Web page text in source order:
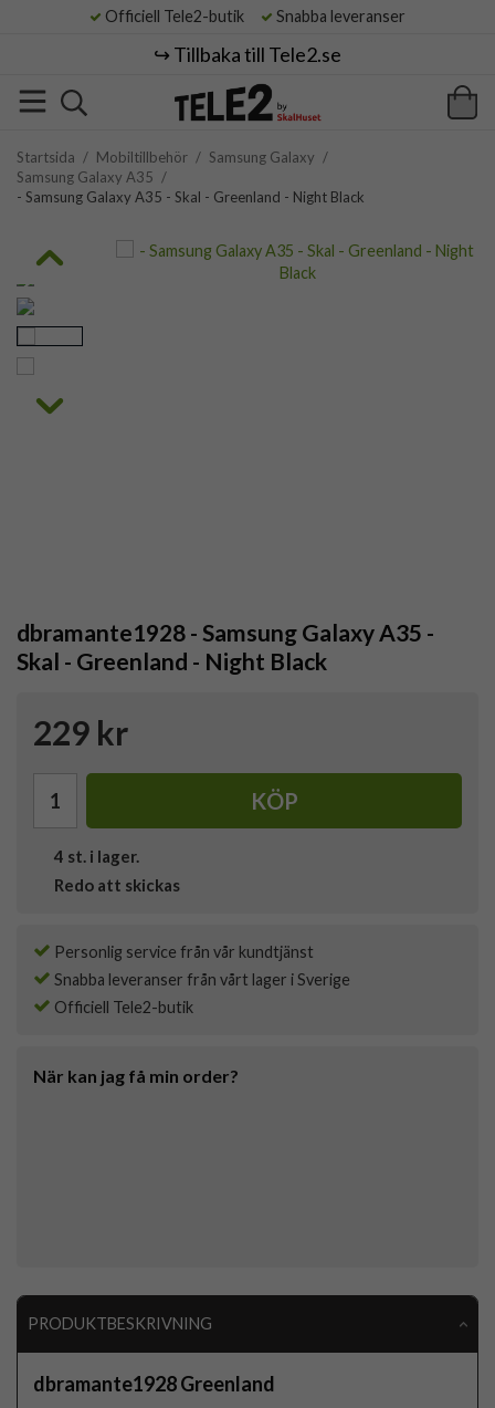
Officiell Tele2-butik Snabba leveranser
↪️ Tillbaka till Tele2.se
Startsida / Mobiltillbehör / Samsung Galaxy /
Samsung Galaxy A35 /
- Samsung Galaxy A35 - Skal - Greenland - Night Black
dbramante1928 - Samsung Galaxy A35 -
Skal - Greenland - Night Black
229 kr
KÖP
4 st. i lager.
Redo att skickas
Personlig service från vår kundtjänst
Snabba leveranser från vårt lager i Sverige
Officiell Tele2-butik
När kan jag få min order?
PRODUKTBESKRIVNING
dbramante1928 Greenland